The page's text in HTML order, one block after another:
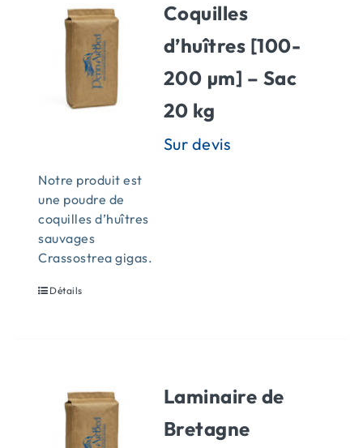
CONTACT
Coquilles
d’huîtres [100-
200 µm] – Sac
20 kg
Notre produit est
une poudre de
coquilles d’huîtres
sauvages
Crassostrea gigas.
Détails
Laminaire de
Bretagne